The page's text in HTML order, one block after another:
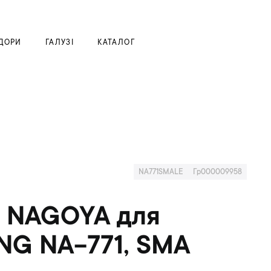
ГАЛУЗІ КАТАЛОГ
NA771SMALE Гр000009958
для
NA-771, SMA